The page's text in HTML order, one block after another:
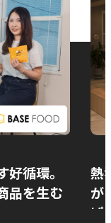
循環。
品を生む
熱
が
ぱ